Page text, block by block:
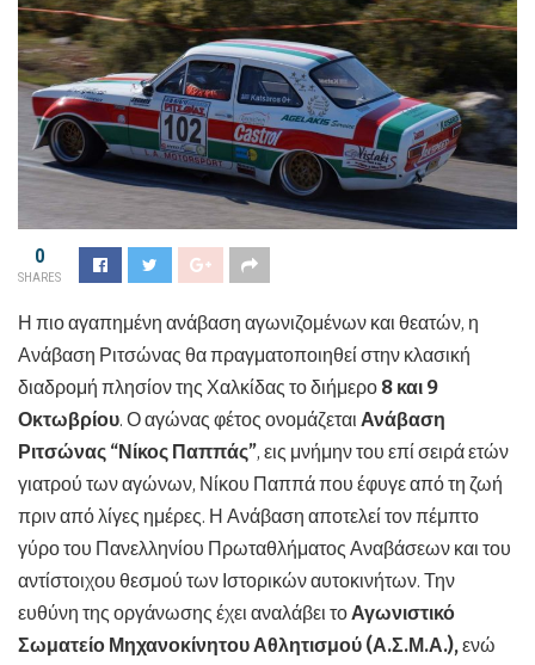
0
SHARES
Η πιο αγαπημένη ανάβαση αγωνιζομένων και θεατών, η
Ανάβαση Ριτσώνας θα πραγματοποιηθεί στην κλασική
διαδρομή πλησίον της Χαλκίδας το διήμερο 8 και 9
Οκτωβρίου. Ο αγώνας φέτος ονομάζεται Ανάβαση
Ριτσώνας “Νίκος Παππάς”, εις μνήμην του επί σειρά ετών
γιατρού των αγώνων, Νίκου Παππά που έφυγε από τη ζωή
πριν από λίγες ημέρες. Η Ανάβαση αποτελεί τον πέμπτο
γύρο του Πανελληνίου Πρωταθλήματος Αναβάσεων και του
αντίστοιχου θεσμού των Ιστορικών αυτοκινήτων. Την
ευθύνη της οργάνωσης έχει αναλάβει τοΑγωνιστικό
Σωματείο Μηχανοκίνητου Αθλητισμού (Α.Σ.Μ.Α.),ενώ